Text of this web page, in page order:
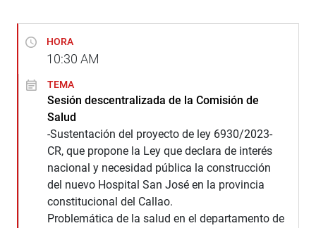
HORA
10:30 AM
TEMA
Sesión descentralizada de la Comisión de
Salud
-Sustentación del proyecto de ley 6930/2023-
CR, que propone la Ley que declara de interés
nacional y necesidad pública la construcción
del nuevo Hospital San José en la provincia
constitucional del Callao.
Problemática de la salud en el departamento de